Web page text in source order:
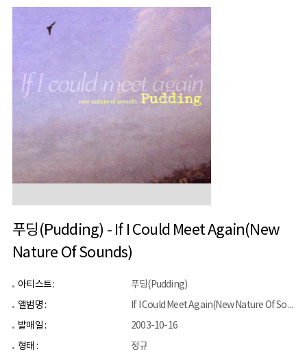
푸딩(Pudding) - If I Could Meet Again(New
Nature Of Sounds)
아티스트 :
푸딩(Pudding)
앨범명 :
If I Could Meet Again(New Nature Of Sounds)
발매일 :
2003-10-16
형태 :
정규